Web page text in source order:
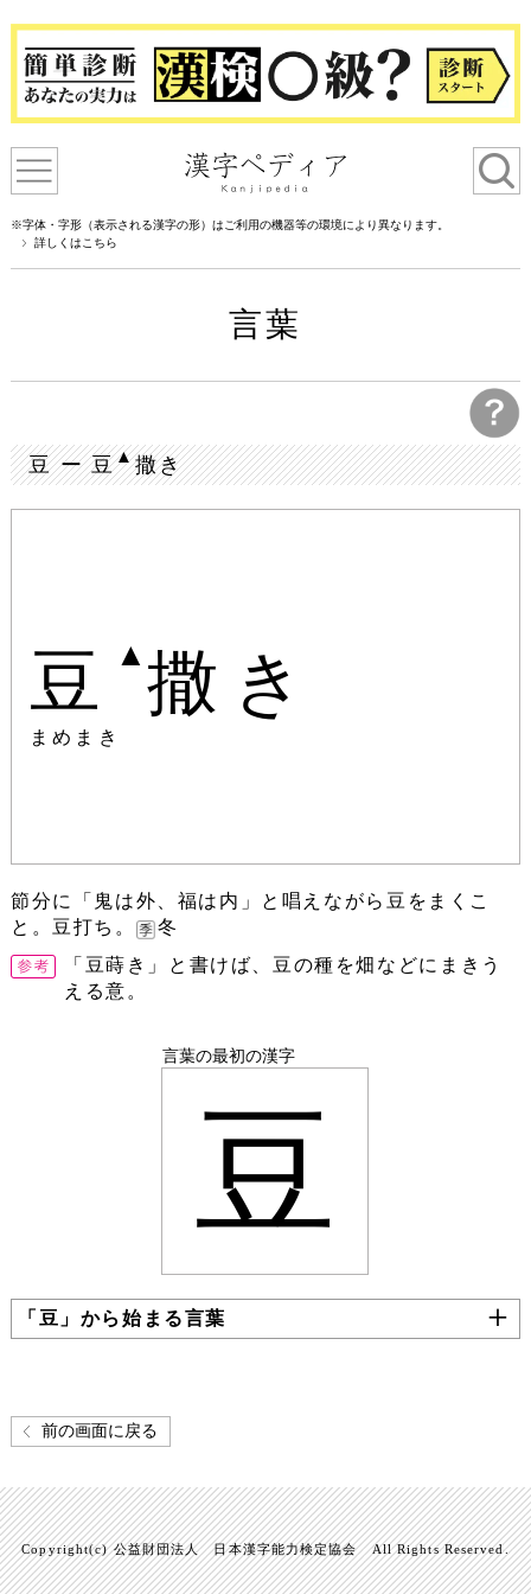
※字体・字形（表示される漢字の形）はご利用の機器等の環境により異なります。
詳しくはこちら
言葉
豆 ー 豆▲撒き
豆 ▲ 撒き
まめまき
節分に「鬼は外、福は内」と唱えながら豆をまくこ
と。豆打ち。
冬
「豆蒔き」と書けば、豆の種を畑などにまきう
える意。
言葉の最初の漢字
豆
「豆」から始まる言葉
前の画面に戻る
Copyright(c) 公益財団法人 日本漢字能力検定協会 All Rights Reserved.